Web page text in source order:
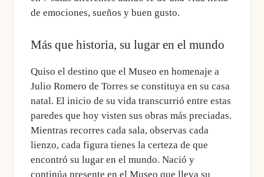
de emociones, sueños y buen gusto.
Más que historia, su lugar en el mundo
Quiso el destino que el Museo en homenaje a
Julio Romero de Torres se constituya en su casa
natal. El inicio de su vida transcurrió entre estas
paredes que hoy visten sus obras más preciadas.
Mientras recorres cada sala, observas cada
lienzo, cada figura tienes la certeza de que
encontró su lugar en el mundo. Nació y
continúa presente en el Museo que lleva su